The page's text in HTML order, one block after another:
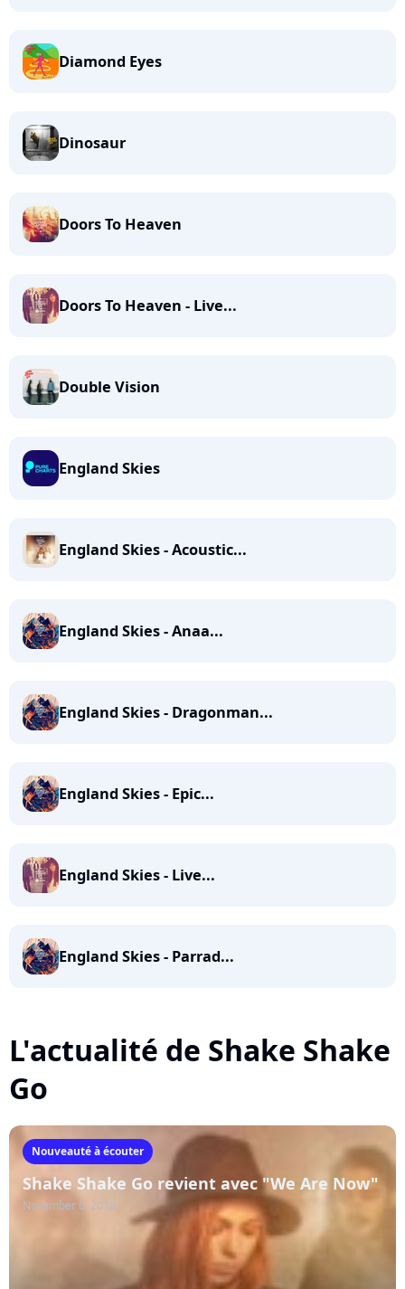
Diamond Eyes
Dinosaur
Doors To Heaven
Doors To Heaven - Live...
Double Vision
England Skies
England Skies - Acoustic...
England Skies - Anaa...
England Skies - Dragonman...
England Skies - Epic...
England Skies - Live...
England Skies - Parrad...
L'actualité de Shake Shake
Go
Nouveauté à écouter
Shake Shake Go revient avec "We Are Now"
November 6, 2015